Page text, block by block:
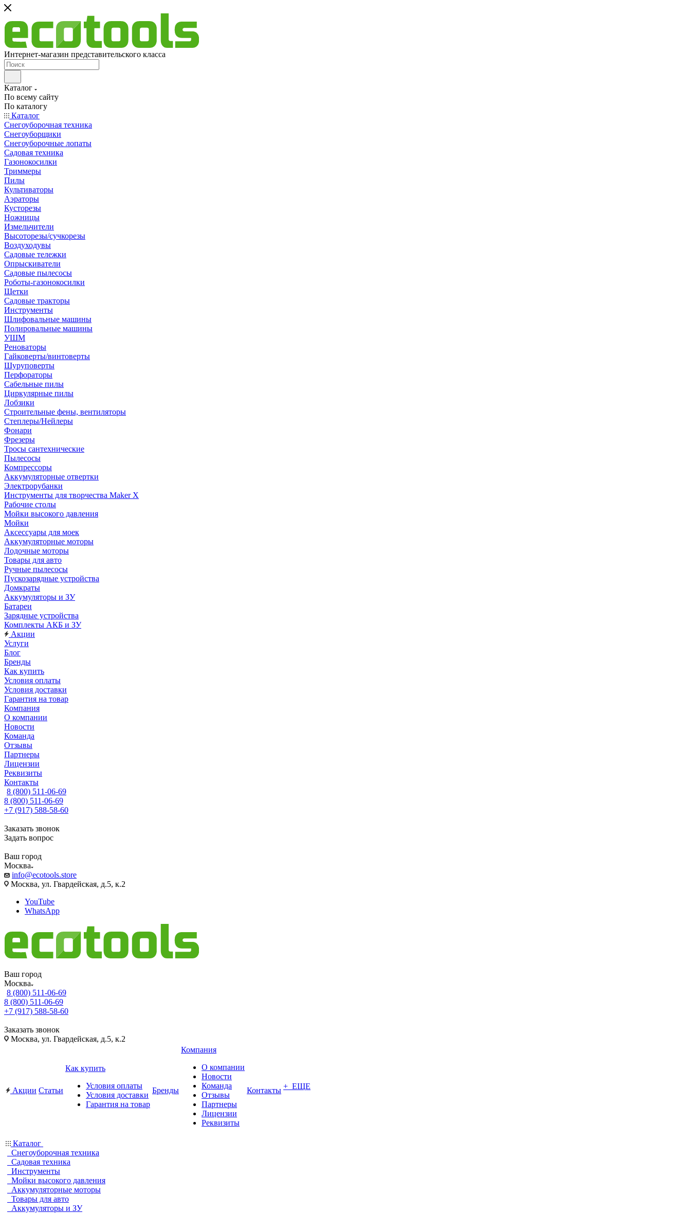
Интернет-магазин представительского класса
Каталог
По всему сайту
По каталогу
Каталог
Снегоуборочная техника
Снегоуборщики
Снегоуборочные лопаты
Садовая техника
Газонокосилки
Триммеры
Пилы
Культиваторы
Аэраторы
Кусторезы
Ножницы
Измельчители
Высоторезы/сучкорезы
Воздуходувы
Садовые тележки
Опрыскиватели
Садовые пылесосы
Роботы-газонокосилки
Щетки
Садовые тракторы
Инструменты
Шлифовальные машины
Полировальные машины
УШМ
Реноваторы
Гайковерты/винтоверты
Шуруповерты
Перфораторы
Сабельные пилы
Циркулярные пилы
Лобзики
Строительные фены, вентиляторы
Степлеры/Нейлеры
Фонари
Фрезеры
Тросы сантехнические
Пылесосы
Компрессоры
Аккумуляторные отвертки
Электрорубанки
Инструменты для творчества Maker X
Рабочие столы
Мойки высокого давления
Мойки
Аксессуары для моек
Аккумуляторные моторы
Лодочные моторы
Товары для авто
Ручные пылесосы
Пускозарядные устройства
Домкраты
Аккумуляторы и ЗУ
Батареи
Зарядные устройства
Комплекты АКБ и ЗУ
Акции
Услуги
Блог
Бренды
Как купить
Условия оплаты
Условия доставки
Гарантия на товар
Компания
О компании
Новости
Команда
Отзывы
Партнеры
Лицензии
Реквизиты
Контакты
8 (800) 511-06-69
8 (800) 511-06-69
+7 (917) 588-58-60
Заказать звонок
Задать вопрос
Ваш город
Москва
info@ecotools.store
Москва, ул. Гвардейская, д.5, к.2
YouTube
WhatsApp
Ваш город
Москва
8 (800) 511-06-69
8 (800) 511-06-69
+7 (917) 588-58-60
Заказать звонок
Москва, ул. Гвардейская, д.5, к.2
Акции Статьи
Как купить
Условия оплаты
Условия доставки
Гарантия на товар
Бренды
Компания
О компании
Новости
Команда
Отзывы
Партнеры
Лицензии
Реквизиты
Контакты + ЕЩЕ
Каталог
Снегоуборочная техника
Садовая техника
Инструменты
Мойки высокого давления
Аккумуляторные моторы
Товары для авто
Аккумуляторы и ЗУ